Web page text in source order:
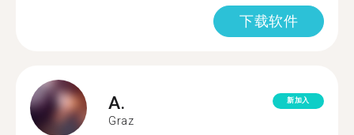
下载软件
A.
Graz
新加入